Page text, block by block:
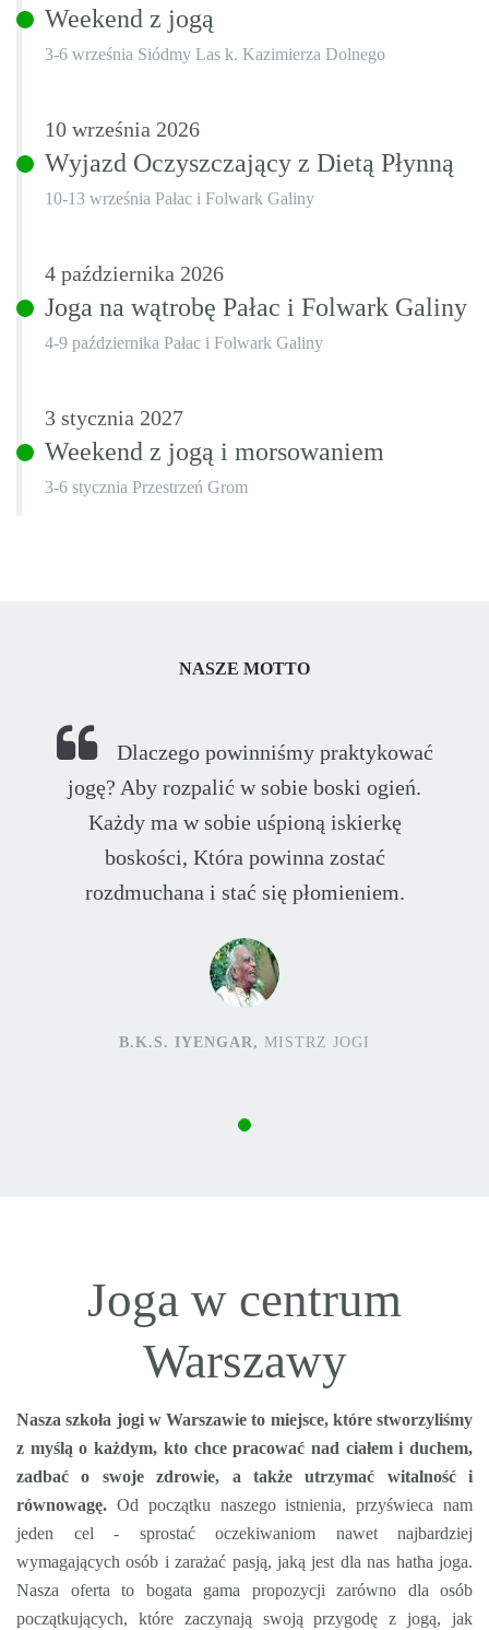
Weekend z jogą
3-6 września Siódmy Las k. Kazimierza Dolnego
10 września 2026
Wyjazd Oczyszczający z Dietą Płynną
10-13 września Pałac i Folwark Galiny
4 października 2026
Joga na wątrobę Pałac i Folwark Galiny
4-9 października Pałac i Folwark Galiny
3 stycznia 2027
Weekend z jogą i morsowaniem
3-6 stycznia Przestrzeń Grom
NASZE MOTTO
Dlaczego powinniśmy praktykować
jogę? Aby rozpalić w sobie boski ogień.
Każdy ma w sobie uśpioną iskierkę
boskości, Która powinna zostać
rozdmuchana i stać się płomieniem.
B.K.S. IYENGAR, MISTRZ JOGI
Joga w centrum
Warszawy
Nasza szkoła jogi w Warszawie to miejsce, które stworzyliśmy
z myślą o każdym, kto chce pracować nad ciałem i duchem,
zadbać o swoje zdrowie, a także utrzymać witalność i
równowagę. Od początku naszego istnienia, przyświeca nam
jeden cel - sprostać oczekiwaniom nawet najbardziej
wymagających osób i zarażać pasją, jaką jest dla nas hatha joga.
Nasza oferta to bogata gama propozycji zarówno dla osób
początkujących, które zaczynają swoją przygodę z jogą, jak